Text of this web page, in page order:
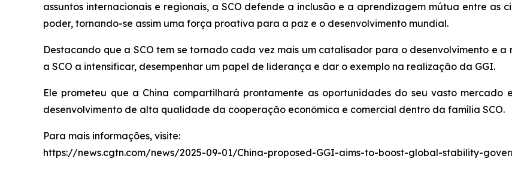
assuntos internacionais e regionais, a SCO defende a inclusão e a aprendizagem mútua entre as
poder, tornando-se assim uma força proativa para a paz e o desenvolvimento mundial.
Destacando que a SCO tem se tornado cada vez mais um catalisador para o desenvolvimento e
a SCO a intensificar, desempenhar um papel de liderança e dar o exemplo na realização da GGI.
Ele prometeu que a China compartilhará prontamente as oportunidades do seu vasto
desenvolvimento de alta qualidade da cooperação econômica e comercial dentro da família SCO.
Para mais informações, visite:
https://news.cgtn.com/news/2025-09-01/China-proposed-GGI-aims-to-boost-global-stability-